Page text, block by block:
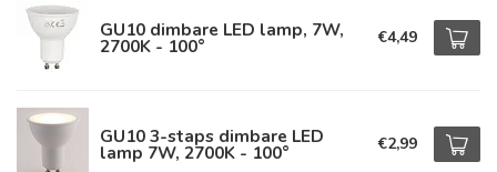
GU10 dimbare LED lamp, 7W,
2700K - 100° €4,49
GU10 3-staps dimbare LED
lamp 7W, 2700K - 100° €2,99